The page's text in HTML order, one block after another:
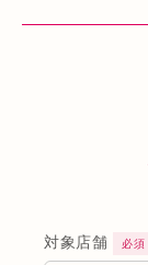
対象店舗 必須